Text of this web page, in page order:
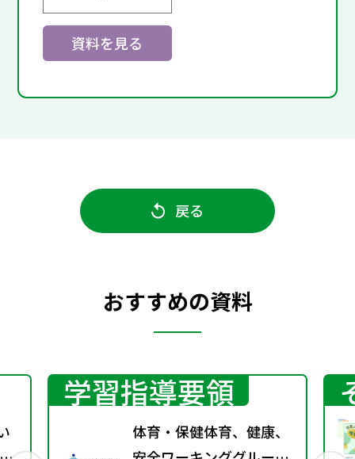
資料を見る
戻る
おすすめの資料
学習指導要領
体育・保健体育、健康、